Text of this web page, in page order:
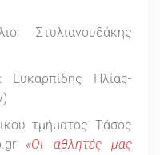
Στυλιανουδάκης
Ευκαρπίδης Ηλίας-
τμήματος Τάσος
«Οι αθλητές μας